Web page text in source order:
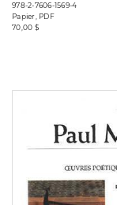
978-2-7606-1569-4
Papier, PDF
70,00 $